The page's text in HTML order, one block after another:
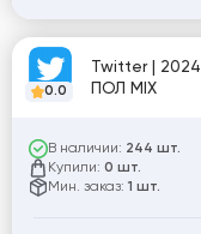
0.0
Twitter | 2024
ПОЛ MIX
В наличии: 244 шт.
Купили: 0 шт.
Мин. заказ: 1 шт.